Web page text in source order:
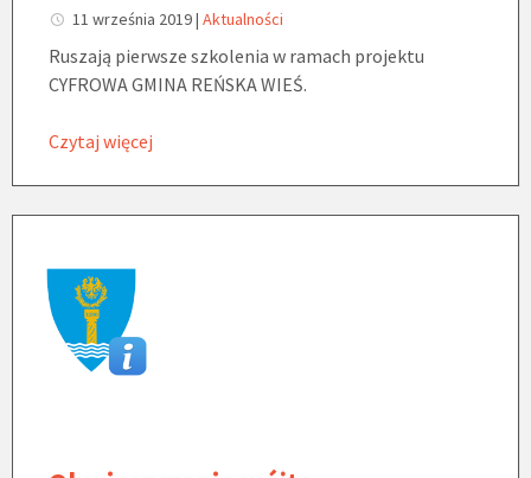
11 września 2019| Aktualności
Ruszają pierwsze szkolenia w ramach projektu
CYFROWA GMINA REŃSKA WIEŚ.
Czytaj więcej